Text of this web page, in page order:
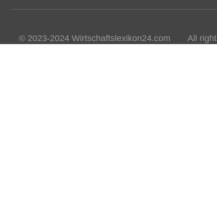
© 2023-2024 Wirtschaftslexikon24.com All